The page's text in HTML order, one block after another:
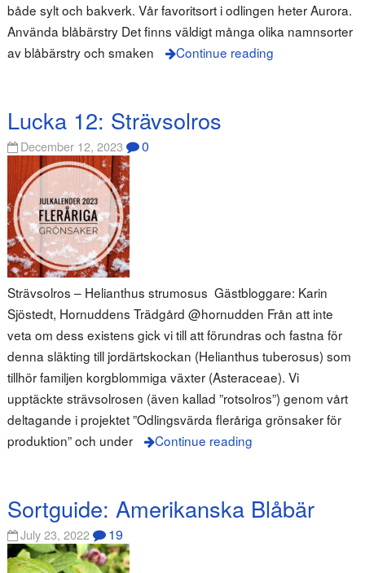
både sylt och bakverk. Vår favoritsort i odlingen heter Aurora.
Använda blåbärstry Det finns väldigt många olika namnsorter
av blåbärstry och smaken
Continue reading
Lucka 12: Strävsolros
December 12, 2023 0
Strävsolros – Helianthus strumosus Gästbloggare: Karin
Sjöstedt, Hornuddens Trädgård @hornudden Från att inte
veta om dess existens gick vi till att förundras och fastna för
denna släkting till jordärtskockan (Helianthus tuberosus) som
tillhör familjen korgblommiga växter (Asteraceae). Vi
upptäckte strävsolrosen (även kallad ”rotsolros”) genom vårt
deltagande i projektet ”Odlingsvärda fleråriga grönsaker för
produktion” och under
Continue reading
Sortguide: Amerikanska Blåbär
July 23, 2022 19